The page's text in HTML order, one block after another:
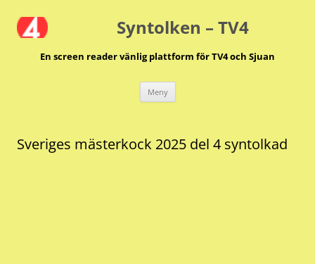
till
innehåll Syntolken – TV4
En screen reader vänlig plattform för TV4 och Sjuan
Meny
Sveriges mästerkock 2025 del 4 syntolkad